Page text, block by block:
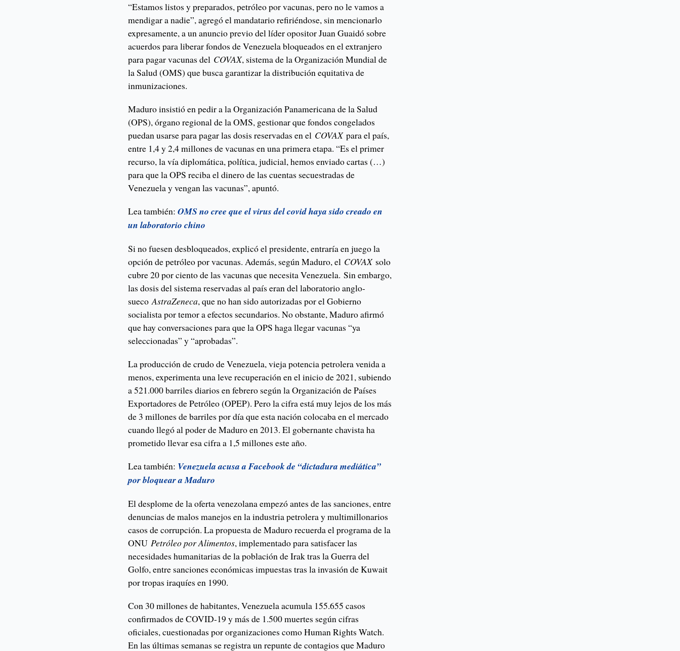
“Estamos listos y preparados, petróleo por vacunas, pero no le vamos a
mendigar a nadie”, agregó el mandatario refiriéndose, sin mencionarlo
expresamente, a un anuncio previo del líder opositor Juan Guaidó sobre
acuerdos para liberar fondos de Venezuela bloqueados en el extranjero
para pagar vacunas del COVAX, sistema de la Organización Mundial de
la Salud (OMS) que busca garantizar la distribución equitativa de
inmunizaciones.
Maduro insistió en pedir a la Organización Panamericana de la Salud
(OPS), órgano regional de la OMS, gestionar que fondos congelados
puedan usarse para pagar las dosis reservadas en el COVAXpara el país,
entre 1,4 y 2,4 millones de vacunas en una primera etapa. “Es el primer
recurso, la vía diplomática, política, judicial, hemos enviado cartas (…)
para que la OPS reciba el dinero de las cuentas secuestradas de
Venezuela y vengan las vacunas”, apuntó.
Lea también:OMS no cree que el virus del covid haya sido creado en
un laboratorio chino
Si no fuesen desbloqueados, explicó el presidente, entraría en juego la
opción de petróleo por vacunas. Además, según Maduro, el COVAXsolo
cubre 20 por ciento de las vacunas que necesita Venezuela. Sin embargo,
las dosis del sistema reservadas al país eran del laboratorio anglo-
suecoAstraZeneca, que no han sido autorizadas por el Gobierno
socialista por temor a efectos secundarios. No obstante, Maduro afirmó
que hay conversaciones para que la OPS haga llegar vacunas “ya
seleccionadas” y “aprobadas”.
La producción de crudo de Venezuela, vieja potencia petrolera venida a
menos, experimenta una leve recuperación en el inicio de 2021, subiendo
a 521.000 barriles diarios en febrero según la Organización de Países
Exportadores de Petróleo (OPEP). Pero la cifra está muy lejos de los más
de 3 millones de barriles por día que esta nación colocaba en el mercado
cuando llegó al poder de Maduro en 2013. El gobernante chavista ha
prometido llevar esa cifra a 1,5 millones este año.
Lea también: Venezuela acusa a Facebook de “dictadura mediática”
por bloquear a Maduro
El desplome de la oferta venezolana empezó antes de las sanciones, entre
denuncias de malos manejos en la industria petrolera y multimillonarios
casos de corrupción. La propuesta de Maduro recuerda el programa de la
ONUPetróleo por Alimentos, implementado para satisfacer las
necesidades humanitarias de la población de Irak tras la Guerra del
Golfo, entre sanciones económicas impuestas tras la invasión de Kuwait
por tropas iraquíes en 1990.
Con 30 millones de habitantes, Venezuela acumula 155.655 casos
confirmados de COVID-19 y más de 1.500 muertes según cifras
oficiales, cuestionadas por organizaciones como Human Rights Watch.
En las últimas semanas se registra un repunte de contagios que Maduro